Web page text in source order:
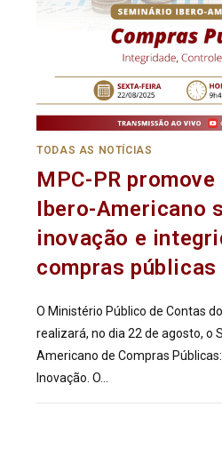
TODAS AS NOTÍCIAS
MPC-PR
Ibero-Americano
inovação e
compras públicas
O Ministério Público de Contas
realizará, no dia 22 de agosto, o
Americano de Compras
Inovação. O…